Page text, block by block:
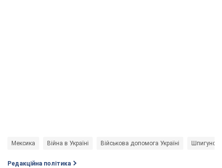
Мексика Війна в Україні Військова допомога Україні
Редакційна політика